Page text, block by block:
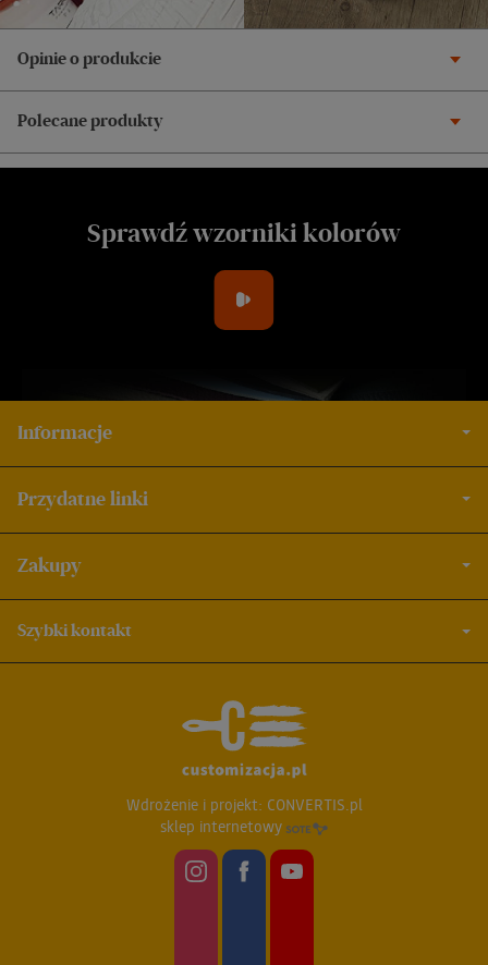
Opinie o produkcie
Polecane produkty
Sprawdź wzorniki kolorów
Informacje
Przydatne linki
Zakupy
Szybki kontakt
Wdrożenie i projekt: CONVERTIS.pl
sklep internetowy